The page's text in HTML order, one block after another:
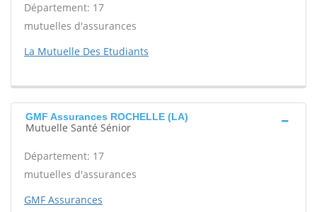
Département: 17
mutuelles d'assurances
La Mutuelle Des Etudiants
GMF Assurances ROCHELLE (LA)
Mutuelle Santé Sénior
Département: 17
mutuelles d'assurances
GMF Assurances